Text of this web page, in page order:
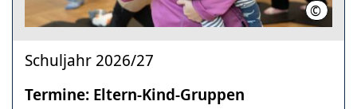
©
Schuljahr 2026/27
Termine: Eltern-Kind-Gruppen